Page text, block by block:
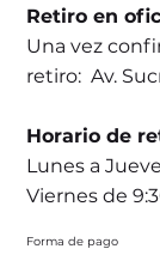
Retiro en
Una vez
retiro: Av.
Horario de
Lunes a
Viernes de
Forma de pago